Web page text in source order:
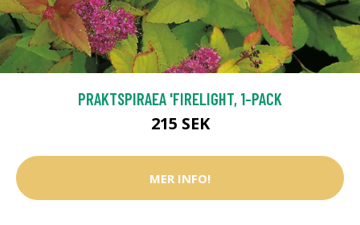
PRAKTSPIRAEA 'FIRELIGHT, 1-PACK
215 SEK
MER INFO!